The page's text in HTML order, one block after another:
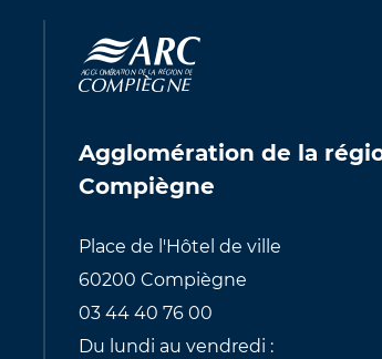
Agglomération de la
Compiègne
Place de l'Hôtel de ville
60200 Compiègne
03 44 40 76 00
Du lundi au vendredi :